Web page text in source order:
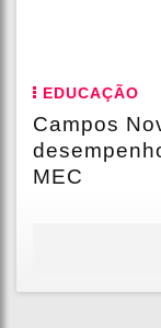
EDUCAÇÃO
Campos
MEC